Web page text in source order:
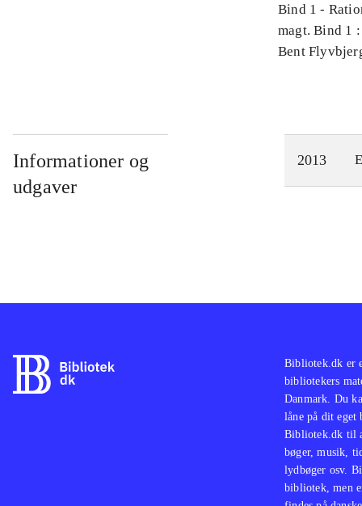
Bind 1 -
magt. Bind 1
videnskab
Bent
Informationer og
udgaver
2013
Bibliotek.dk er
bibliotekers
Danmark. Du
låne på dit
Bibliotek.dk til
bøger, musik,
lydbøger osv.
bibliotek, men